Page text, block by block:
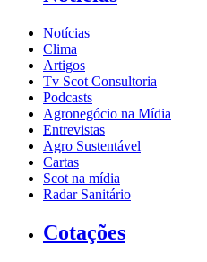
Notícias
Clima
Artigos
Tv Scot Consultoria
Podcasts
Agronegócio na Mídia
Entrevistas
Agro Sustentável
Cartas
Scot na mídia
Radar Sanitário
Cotações